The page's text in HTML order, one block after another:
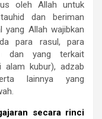
oleh Allah untuk
dan beriman
yang Allah wajibkan
para rasul, para
dan yang terkait
alam kubur), adzab
lainnya yang
secara rinci